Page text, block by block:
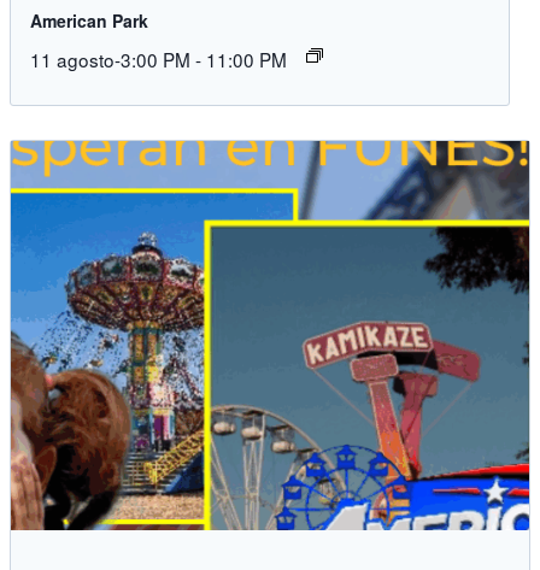
American Park
11 agosto-3:00 PM - 11:00 PM